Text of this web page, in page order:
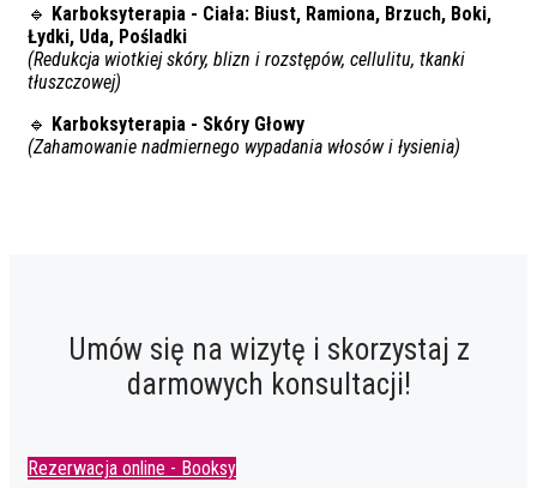
🔹 Karboksyterapia - Ciała: Biust, Ramiona, Brzuch, Boki,
Łydki, Uda, Pośladki
(Redukcja wiotkiej skóry, blizn i rozstępów, cellulitu, tkanki
tłuszczowej)
🔹 Karboksyterapia - Skóry Głowy
(Zahamowanie nadmiernego wypadania włosów i łysienia)
Umów się na wizytę i skorzystaj z
darmowych konsultacji!
Rezerwacja online - Booksy